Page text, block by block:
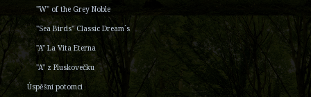
"W" of the Grey Noble
"Sea Birds" Classic Dream´s
"A" La Vita Eterna
"A" z Pluskovečku
Úspěšní potomci